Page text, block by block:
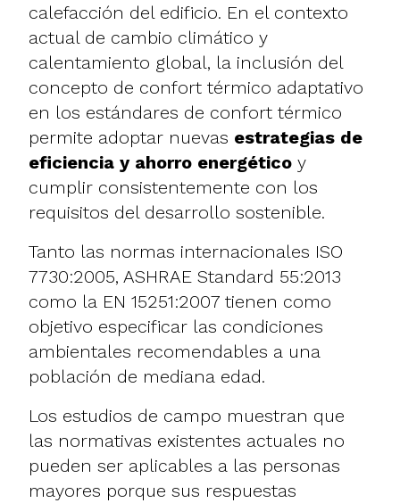
calefacción del edificio. En el contexto
actual de cambio climático y
calentamiento global, la inclusión del
concepto de confort térmico adaptativo
en los estándares de confort térmico
permite adoptar nuevas estrategias de
eficiencia y ahorro energético y
cumplir consistentemente con los
requisitos del desarrollo sostenible.
Tanto las normas internacionales ISO
7730:2005, ASHRAE Standard 55:2013
como la EN 15251:2007 tienen como
objetivo especificar las condiciones
ambientales recomendables a una
población de mediana edad.
Los estudios de campo muestran que
las normativas existentes actuales no
pueden ser aplicables a las personas
mayores porque sus respuestas